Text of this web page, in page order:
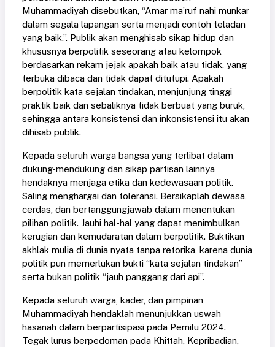
Muhammadiyah disebutkan, “Amar ma’ruf nahi munkar
dalam segala lapangan serta menjadi contoh teladan
yang baik.”. Publik akan menghisab sikap hidup dan
khususnya berpolitik seseorang atau kelompok
berdasarkan rekam jejak apakah baik atau tidak, yang
terbuka dibaca dan tidak dapat ditutupi. Apakah
berpolitik kata sejalan tindakan, menjunjung tinggi
praktik baik dan sebaliknya tidak berbuat yang buruk,
sehingga antara konsistensi dan inkonsistensi itu akan
dihisab publik.
Kepada seluruh warga bangsa yang terlibat dalam
dukung-mendukung dan sikap partisan lainnya
hendaknya menjaga etika dan kedewasaan politik.
Saling menghargai dan toleransi. Bersikaplah dewasa,
cerdas, dan bertanggungjawab dalam menentukan
pilihan politik. Jauhi hal-hal yang dapat menimbulkan
kerugian dan kemudaratan dalam berpolitik. Buktikan
akhlak mulia di dunia nyata tanpa retorika, karena dunia
politik pun memerlukan bukti “kata sejalan tindakan”
serta bukan politik “jauh panggang dari api”.
Kepada seluruh warga, kader, dan pimpinan
Muhammadiyah hendaklah menunjukkan uswah
hasanah dalam berpartisipasi pada Pemilu 2024.
Tegak lurus berpedoman pada Khittah, Kepribadian,